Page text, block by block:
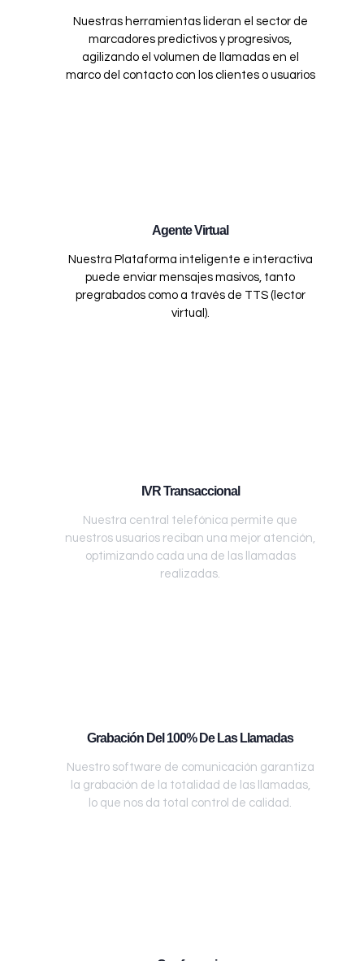
Nuestras herramientas lideran el sector de
marcadores predictivos y progresivos,
agilizando el volumen de llamadas en el
marco del contacto con los clientes o usuarios
Agente Virtual
Nuestra Plataforma inteligente e interactiva
puede enviar mensajes masivos, tanto
pregrabados como a través de TTS (lector
virtual).
IVR Transaccional
Nuestra central telefónica permite que
nuestros usuarios reciban una mejor atención,
optimizando cada una de las llamadas
realizadas.
Grabación Del 100% De Las Llamadas
Nuestro software de comunicación garantiza
la grabación de la totalidad de las llamadas,
lo que nos da total control de calidad.